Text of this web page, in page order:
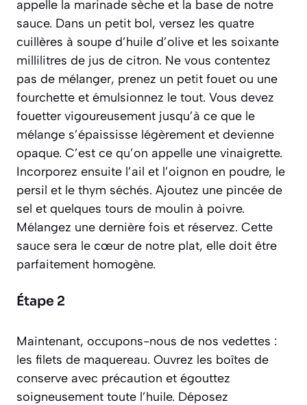
appelle la marinade sèche et la base de notre
sauce. Dans un petit bol, versez les quatre
cuillères à soupe d’huile d’olive et les soixante
millilitres de jus de citron. Ne vous contentez
pas de mélanger, prenez un petit fouet ou une
fourchette et émulsionnez le tout. Vous devez
fouetter vigoureusement jusqu’à ce que le
mélange s’épaississe légèrement et devienne
opaque. C’est ce qu’on appelle une vinaigrette.
Incorporez ensuite l’ail et l’oignon en poudre, le
persil et le thym séchés. Ajoutez une pincée de
sel et quelques tours de moulin à poivre.
Mélangez une dernière fois et réservez. Cette
sauce sera le cœur de notre plat, elle doit être
parfaitement homogène.
Étape 2
Maintenant, occupons-nous de nos vedettes :
les filets de maquereau. Ouvrez les boîtes de
conserve avec précaution et égouttez
soigneusement toute l’huile. Déposez